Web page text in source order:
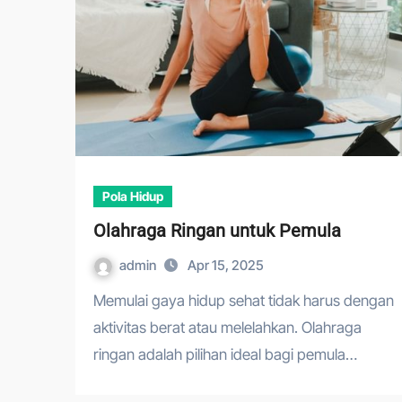
Pola Hidup
Olahraga Ringan untuk Pemula
admin Apr 15, 2025
Memulai gaya hidup sehat tidak harus dengan
aktivitas berat atau melelahkan. Olahraga
ringan adalah pilihan ideal bagi pemula…